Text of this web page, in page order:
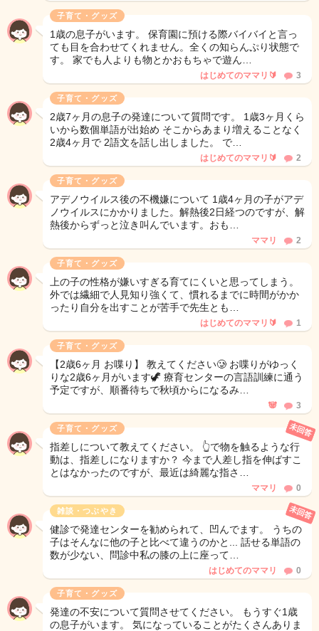
子育て・グッズ
1歳の息子がいます。 保育園に預ける際バイバイと言っ
ても目を合わせてくれません。全くの知らんぷり状態で
す。 家でも人よりも物とかおもちゃで遊ん…
はじめてのママリ🔰 3
子育て・グッズ
2歳7ヶ月の息子の発達について質問です。 1歳3ヶ月くら
いから数個単語が出始め そこからあまり増えることなく
2歳4ヶ月で 2語文を話し出しました。 で…
はじめてのママリ🔰 2
子育て・グッズ
アデノウイルス後の不機嫌について 1歳4ヶ月の子がアデ
ノウイルスにかかりました。解熱後2日経つのですが、解
熱後からずっと泣き叫んでいます。おも…
ママリ 2
子育て・グッズ
上の子の性格が嫌いすぎる育てにくいと思ってしまう。
外では繊細で人見知り強くて、慣れるまでに時間がかか
ったり自分を出すことが苦手で先生とも…
はじめてのママリ🔰 1
子育て・グッズ
【2歳6ヶ月 お喋り】 教えてください🥲 お喋りがゆっく
りな2歳6ヶ月がいます🦖 療育センターの言語訓練に通う
予定ですが、順番待ちで秋頃からになるみ…
🐼 3
子育て・グッズ
指差しについて教えてください。 👆で物を触るような行
動は、指差しになりますか？ 今まで人差し指を伸ばすこ
とはなかったのですが、最近は綺麗な指さ…
未回答
ママリ 0
雑談・つぶやき
健診で発達センターを勧められて、凹んでます。 うちの
子はそんなに他の子と比べて違うのかと... 話せる単語の
数が少ない、問診中私の膝の上に座って…
未回答
はじめてのママリ 0
子育て・グッズ
発達の不安について質問させてください。 もうすぐ1歳
の息子がいます。 気になっていることがたくさんありま